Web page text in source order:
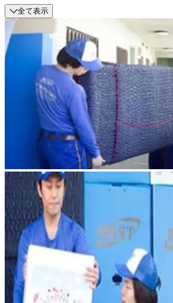
全て表示